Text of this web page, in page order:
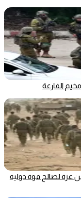
الفارعة
غزة لصالح قوة دولية